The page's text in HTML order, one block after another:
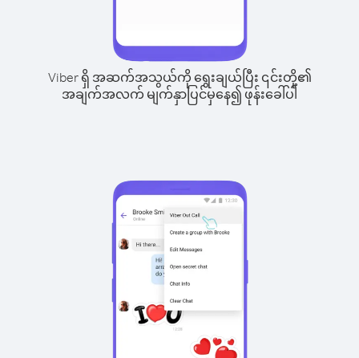
Viber ရှိ အဆက်အသွယ်ကို ရွေးချယ်ပြီး ၎င်းတို့၏
အချက်အလက် မျက်နှာပြင်မှနေ၍ ဖုန်းခေါ်ပါ